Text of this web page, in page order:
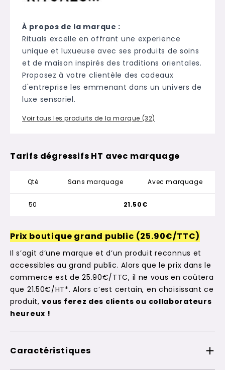
À propos de la marque :
Rituals excelle en offrant une experience
unique et luxueuse avec ses produits de soins
et de maison inspirés des traditions orientales.
Proposez à votre clientèle des cadeaux
d'entreprise les emmenant dans un univers de
luxe sensoriel.
Voir tous les produits de la marque (32)
Tarifs dégressifs HT avec marquage
Qté Sans marquage Avec marquage
50 21.50€
Prix boutique grand public (25.90€/TTC)
Il s’agit d’une marque et d’un produit reconnus et
accessibles au grand public. Alors que le prix dans le
commerce est de 25.90€/TTC, il ne vous en coûtera
que 21.50€/HT*. Alors c’est certain, en choisissant ce
produit,vous ferez des clients ou collaborateurs
heureux !
Caractéristiques